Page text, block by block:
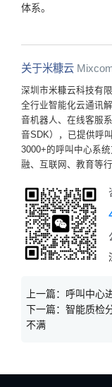
体系。
关于米糠云
深圳市米糠云科技有
全行业智能化云通讯
音机器人、在线客服
音SDK），已提供呼
3000+的呼叫中心系
融、互联网、教育等
上一篇： 呼叫中心
下一篇： 智能质检
不满